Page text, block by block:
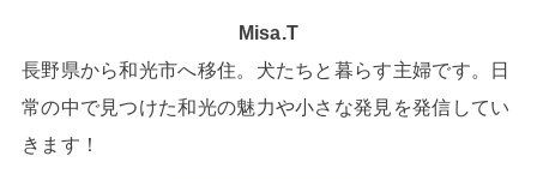
Misa.T
長野県から和光市へ移住。犬たちと暮らす主婦です。日
常の中で見つけた和光の魅力や小さな発見を発信してい
きます！